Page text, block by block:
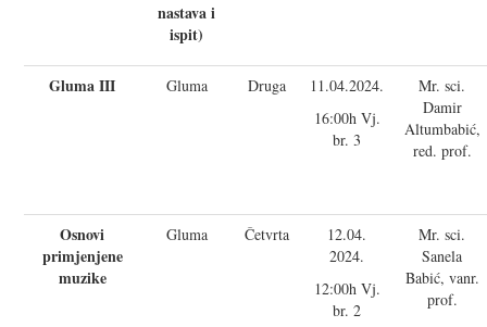
nastava i
ispit)
Gluma III Gluma Druga
11.04.2024.
16:00h Vj.
br. 3
Mr. sci.
Damir
Altumbabić,
red. prof.
Osnovi
primjenjene
muzike
Gluma Četvrta
12.04.
2024.
12:00h Vj.
br. 2
Mr. sci.
Sanela
Babić, vanr.
prof.